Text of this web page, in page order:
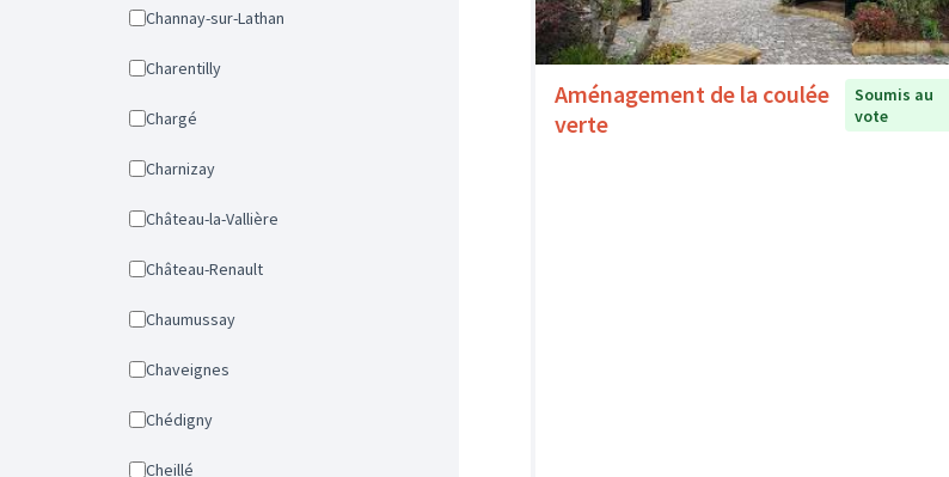
Channay-sur-Lathan
Charentilly
Chargé
Charnizay
Château-la-Vallière
Château-Renault
Chaumussay
Chaveignes
Chédigny
Cheillé
Aménagement de la coulée
verte
Soumis au
vote